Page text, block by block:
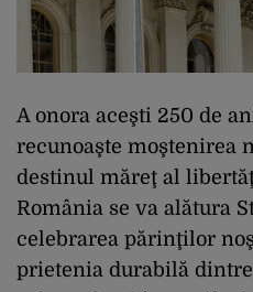
A onora aceşti 250 de
recunoaşte moştenirea
destinul măreţ al
România se va alătura
celebrarea părinţilor
prietenia durabilă